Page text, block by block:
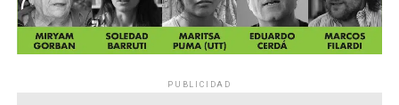
PUBLICIDAD